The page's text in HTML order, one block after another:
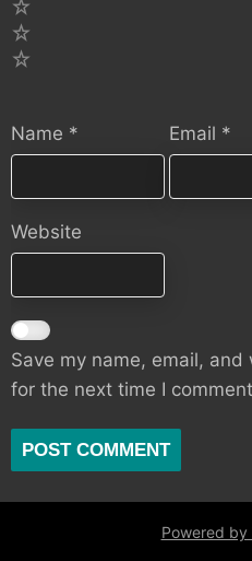
Name * Email *
Website
Save my name, email,
for the next time I
Powered by